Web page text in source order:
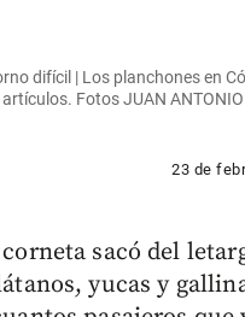
difícil | Los planchones en
Fotos JUAN
23 de
sacó del
yucas y